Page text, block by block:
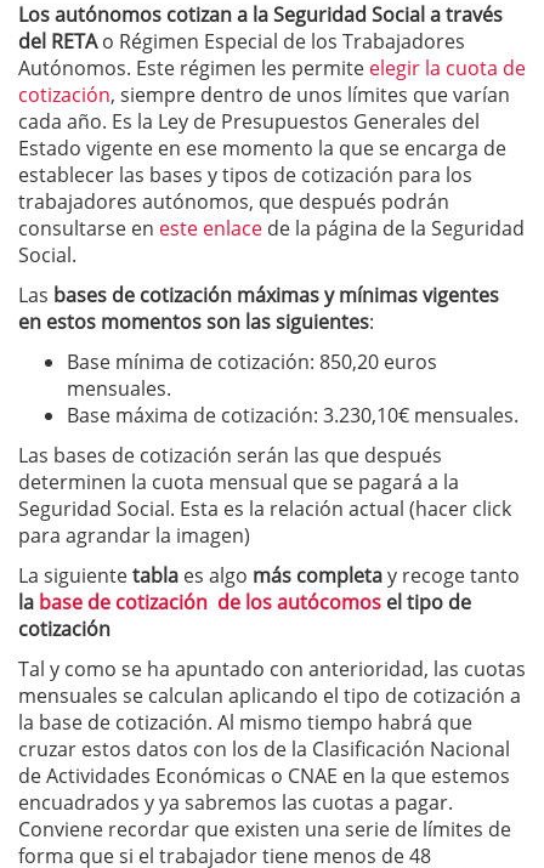
Los autónomos cotizan a la Seguridad Social a través
del RETAo Régimen Especial de los Trabajadores
Autónomos. Este régimen les permite elegir la cuota de
cotización, siempre dentro de unos límites que varían
cada año. Es la Ley de Presupuestos Generales del
Estado vigente en ese momento la que se encarga de
establecer las bases y tipos de cotización para los
trabajadores autónomos, que después podrán
consultarse en este enlace de la página de la Seguridad
Social.
Las bases de cotización máximas y mínimas vigentes
en estos momentos son las siguientes:
Base mínima de cotización: 850,20 euros
mensuales.
Base máxima de cotización: 3.230,10€ mensuales.
Las bases de cotización serán las que después
determinen la cuota mensual que se pagará a la
Seguridad Social. Esta es la relación actual (hacer click
para agrandar la imagen)
La siguientetabla es algo más completay recoge tanto
la base de cotización de los autócomos el tipo de
cotización
Tal y como se ha apuntado con anterioridad, las cuotas
mensuales se calculan aplicando el tipo de cotización a
la base de cotización. Al mismo tiempo habrá que
cruzar estos datos con los de la Clasificación Nacional
de Actividades Económicas o CNAE en la que estemos
encuadrados y ya sabremos las cuotas a pagar.
Conviene recordar que existen una serie de límites de
forma que si el trabajador tiene menos de 48